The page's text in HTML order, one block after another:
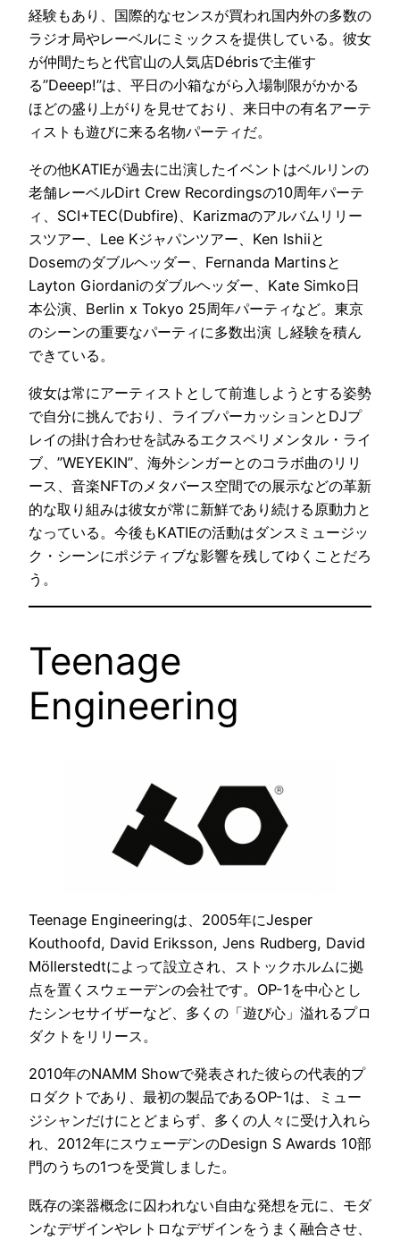
経験もあり、国際的なセンスが買われ国内外の多数の
ラジオ局やレーベルにミックスを提供している。彼女
が仲間たちと代官山の人気店Débrisで主催す
る”Deeep!”は、平日の小箱ながら入場制限がかかる
ほどの盛り上がりを見せており、来日中の有名アーテ
ィストも遊びに来る名物パーティだ。
その他KATIEが過去に出演したイベントはベルリンの
老舗レーベルDirt Crew Recordingsの10周年パーテ
ィ、SCI+TEC(Dubfire)、Karizmaのアルバムリリー
スツアー、Lee Kジャパンツアー、Ken Ishiiと
Dosemのダブルヘッダー、Fernanda Martinsと
Layton Giordaniのダブルヘッダー、Kate Simko日
本公演、Berlin x Tokyo 25周年パーティなど。東京
のシーンの重要なパーティに多数出演 し経験を積ん
できている。
彼女は常にアーティストとして前進しようとする姿勢
で自分に挑んでおり、ライブパーカッションとDJプ
レイの掛け合わせを試みるエクスペリメンタル・ライ
ブ、”WEYEKIN”、海外シンガーとのコラボ曲のリリ
ース、音楽NFTのメタバース空間での展示などの革新
的な取り組みは彼女が常に新鮮であり続ける原動力と
なっている。今後もKATIEの活動はダンスミュージッ
ク・シーンにポジティブな影響を残してゆくことだろ
う。
Teenage
Engineering
Teenage Engineeringは、2005年にJesper
Kouthoofd, David Eriksson, Jens Rudberg, David
Möllerstedtによって設立され、ストックホルムに拠
点を置くスウェーデンの会社です。OP-1を中心とし
たシンセサイザーなど、多くの「遊び心」溢れるプロ
ダクトをリリース。
2010年のNAMM Showで発表された彼らの代表的プ
ロダクトであり、最初の製品であるOP-1は、ミュー
ジシャンだけにとどまらず、多くの人々に受け入れら
れ、2012年にスウェーデンのDesign S Awards 10部
門のうちの1つを受賞しました。
既存の楽器概念に囚われない自由な発想を元に、モダ
ンなデザインやレトロなデザインをうまく融合させ、